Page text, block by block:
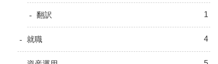
翻訳 1
就職 4